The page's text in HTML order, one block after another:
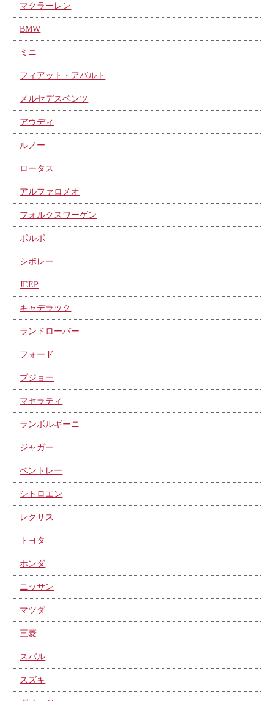
マクラーレン
BMW
ミニ
フィアット・アバルト
メルセデスベンツ
アウディ
ルノー
ロータス
アルファロメオ
フォルクスワーゲン
ボルボ
シボレー
JEEP
キャデラック
ランドローバー
フォード
プジョー
マセラティ
ランボルギーニ
ジャガー
ベントレー
シトロエン
レクサス
トヨタ
ホンダ
ニッサン
マツダ
三菱
スバル
スズキ